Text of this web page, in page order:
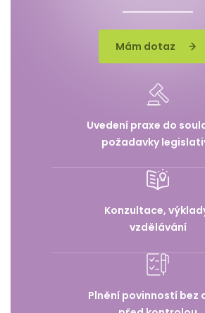
Mám dotaz
Uvedení praxe do
požadavky
Konzultace,
vzdělávání
Plnění povinností bez